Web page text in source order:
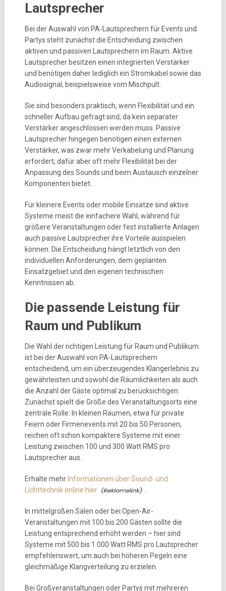
Lautsprecher
Bei der Auswahl von PA-Lautsprechern für Events und
Partys steht zunächst die Entscheidung zwischen
aktiven und passiven Lautsprechern im Raum. Aktive
Lautsprecher besitzen einen integrierten Verstärker
und benötigen daher lediglich ein Stromkabel sowie das
Audiosignal, beispielsweise vom Mischpult.
Sie sind besonders praktisch, wenn Flexibilität und ein
schneller Aufbau gefragt sind, da kein separater
Verstärker angeschlossen werden muss. Passive
Lautsprecher hingegen benötigen einen externen
Verstärker, was zwar mehr Verkabelung und Planung
erfordert, dafür aber oft mehr Flexibilität bei der
Anpassung des Sounds und beim Austausch einzelner
Komponenten bietet.
Für kleinere Events oder mobile Einsätze sind aktive
Systeme meist die einfachere Wahl, während für
größere Veranstaltungen oder fest installierte Anlagen
auch passive Lautsprecher ihre Vorteile ausspielen
können. Die Entscheidung hängt letztlich von den
individuellen Anforderungen, dem geplanten
Einsatzgebiet und den eigenen technischen
Kenntnissen ab.
Die passende Leistung für
Raum und Publikum
Die Wahl der richtigen Leistung für Raum und Publikum
ist bei der Auswahl von PA-Lautsprechern
entscheidend, um ein überzeugendes Klangerlebnis zu
gewährleisten und sowohl die Räumlichkeiten als auch
die Anzahl der Gäste optimal zu berücksichtigen.
Zunächst spielt die Größe des Veranstaltungsorts eine
zentrale Rolle: In kleinen Räumen, etwa für private
Feiern oder Firmenevents mit 20 bis 50 Personen,
reichen oft schon kompaktere Systeme mit einer
Leistung zwischen 100 und 300 Watt RMS pro
Lautsprecher aus.
Erhalte mehr Informationen über Sound- und
Lichttechnik online hier
In mittelgroßen Sälen oder bei Open-Air-
Veranstaltungen mit 100 bis 200 Gästen sollte die
Leistung entsprechend erhöht werden – hier sind
Systeme mit 500 bis 1.000 Watt RMS pro Lautsprecher
empfehlenswert, um auch bei höheren Pegeln eine
gleichmäßige Klangverteilung zu erzielen.
Bei Großveranstaltungen oder Partys mit mehreren